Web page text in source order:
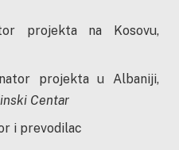
projekta na Kosovu,
projekta u Albaniji,
Centar
i prevodilac